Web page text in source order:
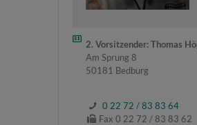
2. Vorsitzender: Thomas
Am Sprung 8
50181 Bedburg
0 22 72 / 83 83 64
Fax 0 22 72 / 83 83 62